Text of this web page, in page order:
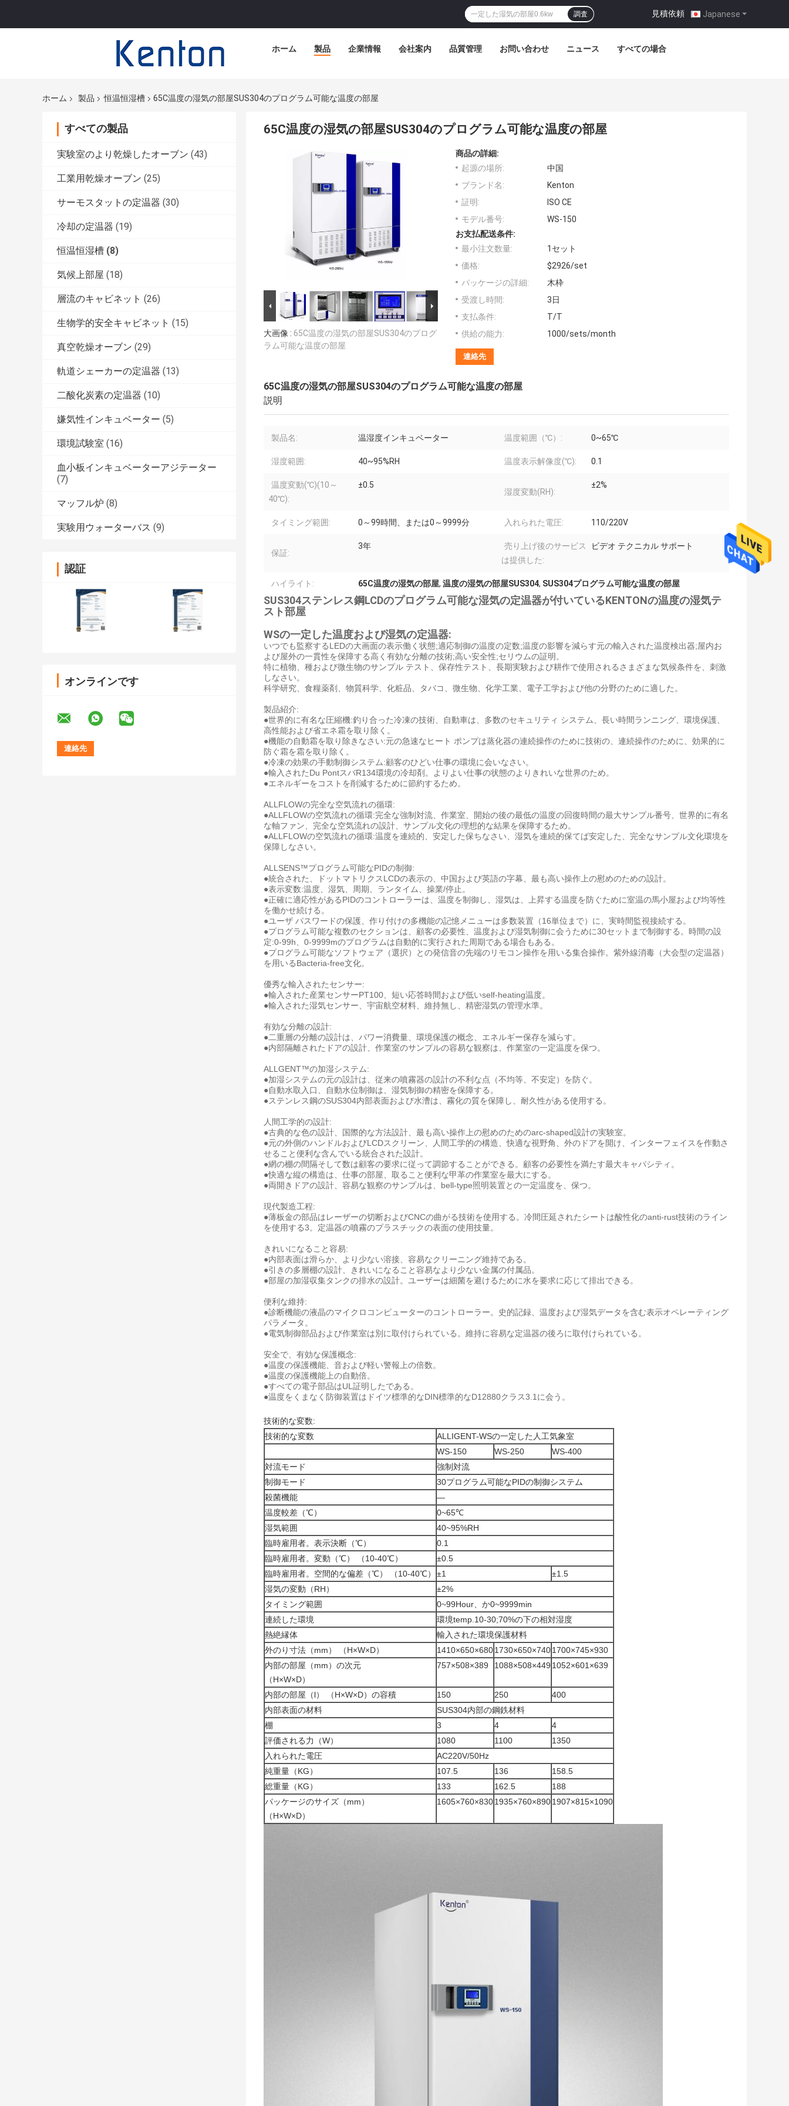
Japanese
見積依頼 |
調査
ホーム 製品 企業情報 会社案内 品質管理 お問い合わせ ニュース すべての場合
ホーム 製品 恒温恒湿槽 65C温度の湿気の部屋SUS304のプログラム可能な温度の部屋
すべての製品
実験室のより乾燥したオーブン (43)
工業用乾燥オーブン (25)
サーモスタットの定温器 (30)
冷却の定温器 (19)
恒温恒湿槽 (8)
気候上部屋 (18)
層流のキャビネット (26)
生物学的安全キャビネット (15)
真空乾燥オーブン (29)
軌道シェーカーの定温器 (13)
二酸化炭素の定温器 (10)
嫌気性インキュベーター (5)
環境試験室 (16)
血小板インキュベーターアジテーター
(7)
マッフル炉 (8)
実験用ウォーターバス (9)
認証
オンラインです
65C温度の湿気の部屋SUS304のプログラム可能な温度の部屋
大画像 : 65C温度の湿気の部屋SUS304のプログ
ラム可能な温度の部屋
商品の詳細:
起源の場所:
中国
ブランド名:
Kenton
証明:
ISO CE
モデル番号:
WS-150
お支払配送条件:
最小注文数量:
1セット
価格:
$2926/set
パッケージの詳細:
木枠
受渡し時間:
3日
支払条件:
T/T
供給の能力:
1000/sets/month
連絡先
65C温度の湿気の部屋SUS304のプログラム可能な温度の部屋
説明
製品名: 温湿度インキュベーター 温度範囲（℃）: 0~65℃
湿度範囲: 40~95%RH 温度表示解像度(℃): 0.1
温度変動(℃)(10～
40℃):
±0.5
湿度変動(RH):
±2%
タイミング範囲: 0～99時間、または0～9999分 入れられた電圧: 110/220V
保証:
3年
売り上げ後のサービス
は提供した:
ビデオ テクニカル サポート
ハイライト: 65C温度の湿気の部屋, 温度の湿気の部屋SUS304, SUS304プログラム可能な温度の部屋
SUS304ステンレス鋼LCDのプログラム可能な湿気の定温器が付いているKENTONの温度の湿気テ
スト部屋
WSの一定した温度および湿気の定温器:
いつでも監察するLEDの大画面の表示働く状態;適応制御の温度の定数;温度の影響を減らす元の輸入された温度検出器;屋内お
よび屋外の一貫性を保障する高く有効な分離の技術;高い安全性;セリウムの証明。
特に植物、種および微生物のサンプル テスト、保存性テスト、長期実験および耕作で使用されるさまざまな気候条件を、刺激
しなさい。
科学研究、食糧薬剤、物質科学、化粧品、タバコ、微生物、化学工業、電子工学および他の分野のために適した。
製品紹介:
●世界的に有名な圧縮機:釣り合った冷凍の技術、自動車は、多数のセキュリティ システム、長い時間ランニング、環境保護、
高性能および省エネ霜を取り除く。
●機能の自動霜を取り除きなさい:元の急速なヒート ポンプは蒸化器の連続操作のために技術の、連続操作のために、効果的に
防ぐ霜を霜を取り除く。
●冷凍の効果の手動制御システム:顧客のひどい仕事の環境に会いなさい。
●輸入されたDu PontスバR134環境の冷却剤。よりよい仕事の状態のよりきれいな世界のため。
●エネルギーをコストを削減するために節約するため。
ALLFLOWの完全な空気流れの循環:
●ALLFLOWの空気流れの循環:完全な強制対流、作業室、開始の後の最低の温度の回復時間の最大サンプル番号、世界的に有名
な軸ファン、完全な空気流れの設計、サンプル文化の理想的な結果を保障するため。
●ALLFLOWの空気流れの循環:温度を連続的、安定した保ちなさい、湿気を連続的保てば安定した、完全なサンプル文化環境を
保障しなさい。
ALLSENS™プログラム可能なPIDの制御:
●統合された、ドットマトリクスLCDの表示の、中国および英語の字幕、最も高い操作上の慰めのための設計。
●表示変数:温度、湿気、周期、ランタイム、操業/停止。
●正確に適応性があるPIDのコントローラーは、温度を制御し、湿気は、上昇する温度を防ぐために室温の馬小屋および均等性
を働かせ続ける。
●ユーザ パスワードの保護、作り付けの多機能の記憶メニューは多数装置（16単位まで）に、実時間監視接続する。
●プログラム可能な複数のセクションは、顧客の必要性、温度および湿気制御に会うために30セットまで制御する。時間の設
定:0-99h、0-9999mのプログラムは自動的に実行された周期である場合もある。
●プログラム可能なソフトウェア（選択）との発信音の先端のリモコン操作を用いる集合操作。紫外線消毒（大会型の定温器）
を用いるBacteria-free文化。
優秀な輸入されたセンサー:
●輸入された産業センサーPT100、短い応答時間および低いself-heating温度。
●輸入された湿気センサー、宇宙航空材料、維持無し、精密湿気の管理水準。
有効な分離の設計:
●二重層の分離の設計は、パワー消費量、環境保護の概念、エネルギー保存を減らす。
●内部隔離されたドアの設計、作業室のサンプルの容易な観察は、作業室の一定温度を保つ。
ALLGENT™の加湿システム:
●加湿システムの元の設計は、従来の噴霧器の設計の不利な点（不均等、不安定）を防ぐ。
●自動水取入口、自動水位制御は、湿気制御の精密を保障する。
●ステンレス鋼のSUS304内部表面および水漕は、霧化の質を保障し、耐久性がある使用する。
人間工学的の設計:
●古典的な色の設計、国際的な方法設計、最も高い操作上の慰めのためのarc-shaped設計の実験室。
●元の外側のハンドルおよびLCDスクリーン、人間工学的の構造、快適な視野角、外のドアを開け、インターフェイスを作動さ
せること便利な含んでいる統合された設計。
●網の棚の間隔そして数は顧客の要求に従って調節することができる。顧客の必要性を満たす最大キャパシティ。
●快適な縦の構造は、仕事の部屋、取ること便利な甲革の作業室を最大にする。
●両開きドアの設計、容易な観察のサンプルは、bell-type照明装置との一定温度を、保つ。
現代製造工程:
●薄板金の部品はレーザーの切断およびCNCの曲がる技術を使用する。冷間圧延されたシートは酸性化のanti-rust技術のライン
を使用する3。定温器の噴霧のプラスチックの表面の使用技量。
きれいになること容易:
●内部表面は滑らか、より少ない溶接、容易なクリーニング維持である。
●引きの多層棚の設計、きれいになること容易なより少ない金属の付属品。
●部屋の加湿収集タンクの排水の設計。ユーザーは細菌を避けるために水を要求に応じて排出できる。
便利な維持:
●診断機能の液晶のマイクロコンピューターのコントローラー。史的記録、温度および湿気データを含む表示オペレーティング
パラメータ。
●電気制御部品および作業室は別に取付けられている。維持に容易な定温器の後ろに取付けられている。
安全で、有効な保護概念:
●温度の保護機能、音および軽い警報上の倍数。
●温度の保護機能上の自動倍。
●すべての電子部品はUL証明したである。
●温度をくまなく防御装置はドイツ標準的なDIN標準的なD12880クラス3.1に会う。
技術的な変数:
技術的な変数
ALLIGENT-WSの一定した人工気象室
WS-150
WS-250
WS-400
対流モード
強制対流
制御モード
30プログラム可能なPIDの制御システム
殺菌機能
—
温度較差（℃）
0~65℃
湿気範囲
40~95%RH
臨時雇用者。表示決断（℃）
0.1
臨時雇用者。変動（℃） （10-40℃）
±0.5
臨時雇用者。空間的な偏差（℃） （10-40℃）
±1
±1.5
湿気の変動（RH）
±2%
タイミング範囲
0~99Hour、か0~9999min
連続した環境
環境temp.10-30;70%の下の相対湿度
熱絶縁体
輸入された環境保護材料
外のり寸法（mm） （H×W×D）
1410×650×6801730×650×7401700×745×930
内部の部屋（mm）の次元
（H×W×D）
757×508×389 1088×508×449 1052×601×639
内部の部屋（l） （H×W×D）の容積 150 250
400
内部表面の材料
SUS304内部の鋼鉄材料
棚
3 4
4
評価される力（W）
1080 1100
1350
入れられた電圧
AC220V/50Hz
純重量（KG）
107.5 136
158.5
総重量（KG）
133 162.5
188
パッケージのサイズ（mm）
（H×W×D）
1605×760×8301935×760×8901907×815×1090